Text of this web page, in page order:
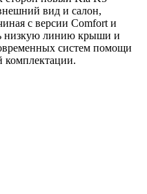
вид и салон,
с версии Comfort и
низкую линию крыши и
систем помощи
комплектации.